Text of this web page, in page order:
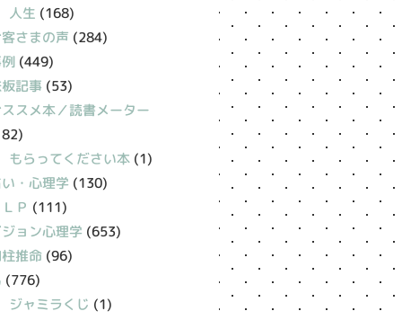
人生 (168)
さまの声 (284)
(449)
記事 (53)
スメ本／読書メーター
もらってください本(1)
・心理学 (130)
Ｐ (111)
ョン心理学 (653)
推命 (96)
(776)
ジャミラくじ (1)